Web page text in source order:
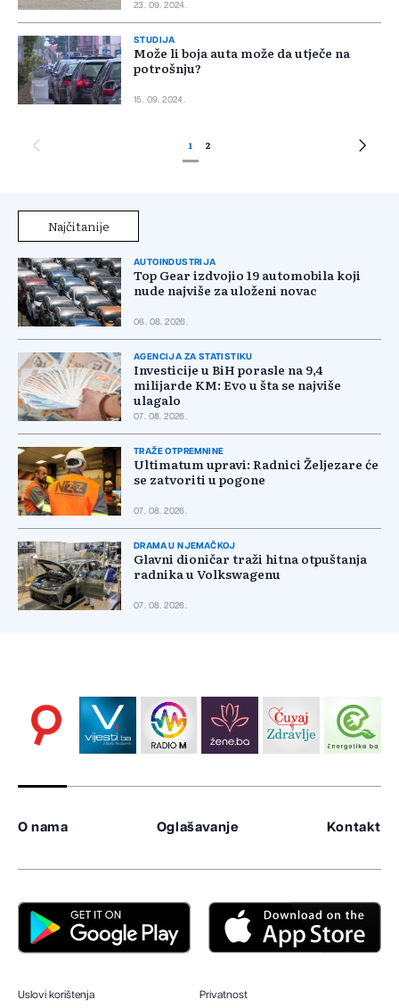
23. 09. 2024.
STUDIJA
Može li boja auta može da utječe na
potrošnju?
15. 09. 2024.
1 2
Najčitanije
AUTOINDUSTRIJA
Top Gear izdvojio 19 automobila koji
nude najviše za uloženi novac
06. 08. 2026.
AGENCIJA ZA STATISTIKU
Investicije u BiH porasle na 9,4
milijarde KM: Evo u šta se najviše
ulagalo
07. 08. 2026.
TRAŽE OTPREMNINE
Ultimatum upravi: Radnici Željezare će
se zatvoriti u pogone
07. 08. 2026.
DRAMA U NJEMAČKOJ
Glavni dioničar traži hitna otpuštanja
radnika u Volkswagenu
07. 08. 2026.
O nama Oglašavanje Kontakt
Uslovi korištenja Privatnost